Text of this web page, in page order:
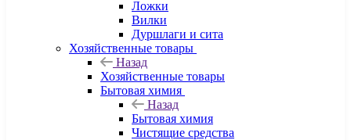
Ложки
Вилки
Дуршлаги и сита
Хозяйственные товары
Назад
Хозяйственные товары
Бытовая химия
Назад
Бытовая химия
Чистящие средства